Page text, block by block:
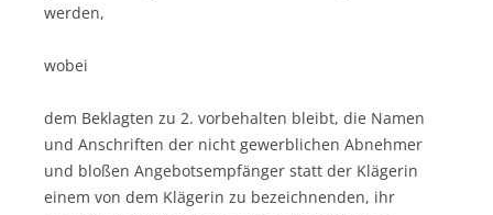
werden,
wobei
dem Beklagten zu 2. vorbehalten bleibt, die Namen
und An­schrif­ten der nicht gewerblichen Abnehmer
und bloßen Angebotsempfänger statt der Klägerin
einem von dem Klägerin zu bezeichnenden, ihr